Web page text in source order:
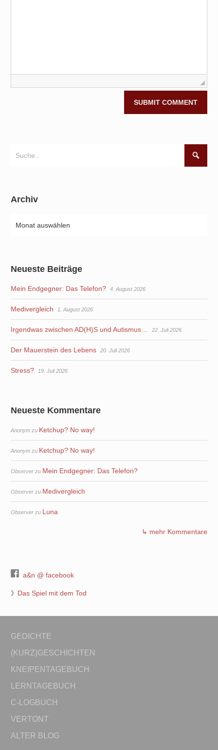
Archiv
Neueste Beiträge
Mein Endgegner: Das Telefon? 4. August 2026
Medivergleich 1. August 2026
Irgendwas zwischen AD(H)S und Autismus… 22. Juli 2026
Der Mauerstein des Lebens 20. Juli 2026
Stress? 19. Juli 2026
Neueste Kommentare
Anonym zu Ketchup? No way!
Anonym zu Ketchup? No way!
Observer zu Mein Endgegner: Das Telefon?
Observer zu Medivergleich
Observer zu Luna
↳ mehr Kommentare
a&n @ facebook
》 Das Spiel mit dem Tod
GEDICHTE
(KURZ)GESCHICHTEN
KNEIPENTAGEBUCH
LERNTAGEBUCH
C-LOGBUCH
VERTONT
ALTER BLOG